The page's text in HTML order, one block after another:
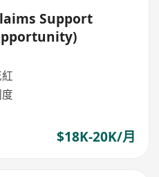
Support
$18K-20K/月